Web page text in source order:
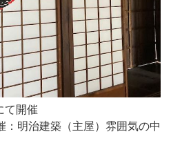
て開催
：明治建築（主屋）雰囲気の中